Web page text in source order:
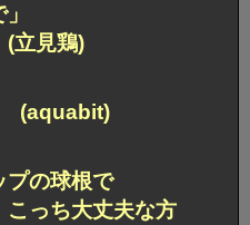
立見鶏)
(aquabit)
プの球根で
こっち大丈夫な方